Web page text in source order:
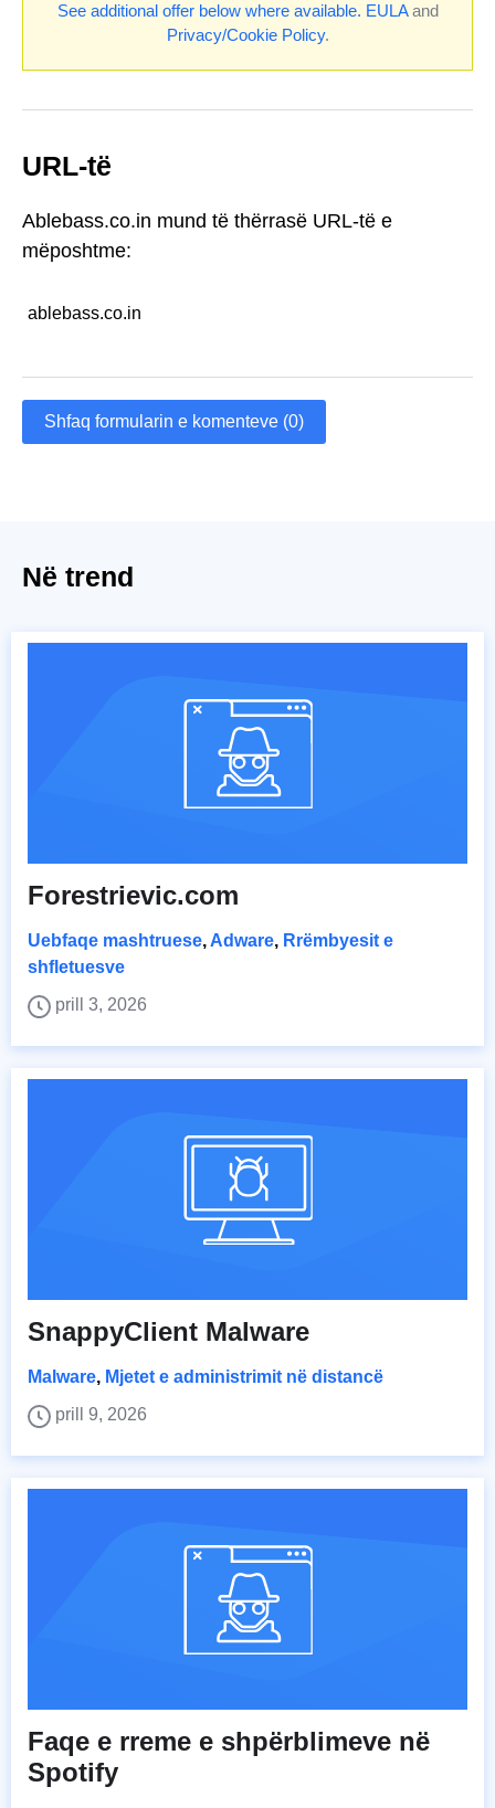
See additional offer below where available. EULAand
Privacy/Cookie Policy.
URL-të
Ablebass.co.in mund të thërrasë URL-të e
mëposhtme:
ablebass.co.in
Shfaq formularin e komenteve (0)
Në trend
Forestrievic.com
Uebfaqe mashtruese,Adware, Rrëmbyesit e
shfletuesve
prill 3, 2026
SnappyClient Malware
Malware, Mjetet e administrimit në distancë
prill 9, 2026
Faqe e rreme e shpërblimeve në
Spotify